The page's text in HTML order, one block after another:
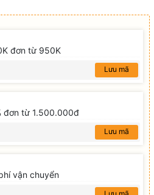
đơn từ 950K
Lưu mã
đơn từ 1.500.000đ
Lưu mã
vận chuyển